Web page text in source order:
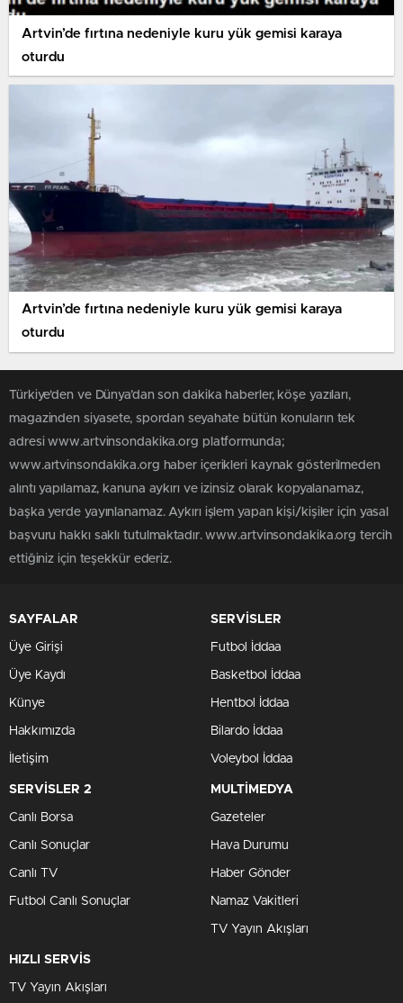
Artvin’de fırtına nedeniyle kuru yük gemisi karaya
oturdu
Artvin’de fırtına nedeniyle kuru yük gemisi karaya
oturdu
Türkiye'den ve Dünya’dan son dakika haberler, köşe yazıları,
magazinden siyasete, spordan seyahate bütün konuların tek
adresi www.artvinsondakika.org platformunda;
www.artvinsondakika.org haber içerikleri kaynak gösterilmeden
alıntı yapılamaz, kanuna aykırı ve izinsiz olarak kopyalanamaz,
başka yerde yayınlanamaz. Aykırı işlem yapan kişi/kişiler için yasal
başvuru hakkı saklı tutulmaktadır. www.artvinsondakika.org tercih
ettiğiniz için teşekkür ederiz.
SAYFALAR
Üye Girişi
Üye Kaydı
Künye
Hakkımızda
İletişim
SERVİSLER
Futbol İddaa
Basketbol İddaa
Hentbol İddaa
Bilardo İddaa
Voleybol İddaa
SERVİSLER 2
Canlı Borsa
Canlı Sonuçlar
Canlı TV
Futbol Canlı Sonuçlar
MULTİMEDYA
Gazeteler
Hava Durumu
Haber Gönder
Namaz Vakitleri
TV Yayın Akışları
HIZLI SERVİS
TV Yayın Akışları